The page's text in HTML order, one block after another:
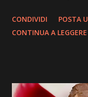
ne verrà fuori,
ai fornelli ed
impiattarlo, non
CONDIVIDI
POSTA
CONTINUA A LEGGERE